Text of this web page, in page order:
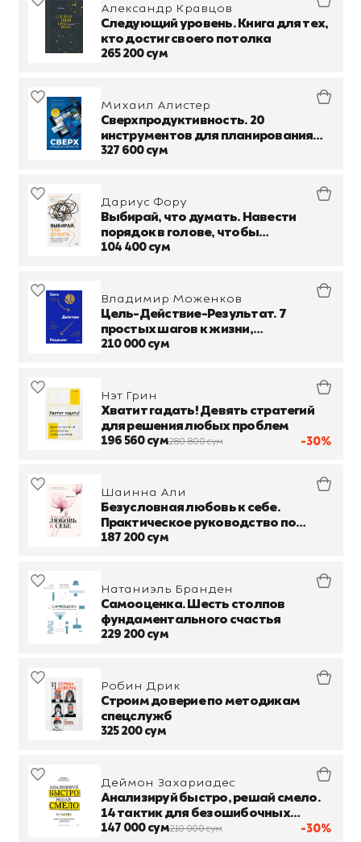
Александр Кравцов
Следующий уровень. Книга для тех,
кто достиг своего потолка
265 200 сум
Михаил Алистер
Сверхпродуктивность. 20
инструментов для планирования
жизни и быстрого достижения
327 600 сум
Дариус Фору
Выбирай, что думать. Навести
порядок в голове, чтобы
возможным стало даже
104 400 сум
Владимир Моженков
Цель-Действие-Результат. 7
простых шагов к жизни,
наполненной смыслом
210 000 сум
-30%
Нэт Грин
Хватит гадать! Девять стратегий
для решения любых проблем
196 560 сум280 800 сум
Шаинна Али
Безусловная любовь к себе.
Практическое руководство по
осознанию своей уникальности
187 200 сум
Натаниэль Бранден
Самооценка. Шесть столпов
фундаментального счастья
229 200 сум
Робин Дрик
Строим доверие по методикам
спецслужб
325 200 сум
-30%
Деймон Захариадес
Анализируй быстро, решай смело.
14 тактик для безошибочных
действий
147 000 сум210 000 сум